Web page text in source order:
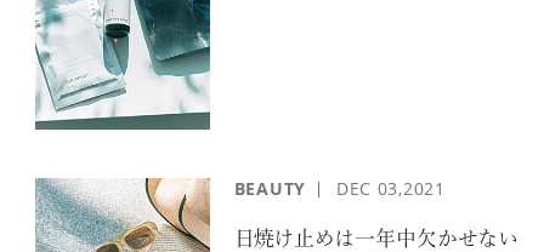
BEAUTY DEC 03,2021
日焼け止めは一年中欠かせない